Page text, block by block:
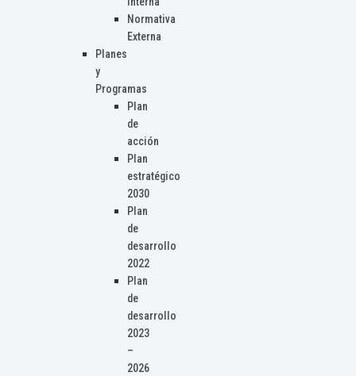
Normativa
Externa
Planes
y
Programas
Plan
de
acción
Plan
estratégico
2030
Plan
de
desarrollo
2022
Plan
de
desarrollo
2023
–
2026